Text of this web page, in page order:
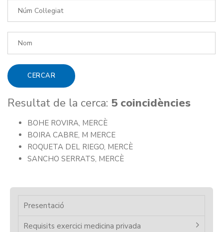
Resultat de la cerca: 5 coincidències
BOHE ROVIRA, MERCÈ
BOIRA CABRE, M MERCE
ROQUETA DEL RIEGO, MERCÈ
SANCHO SERRATS, MERCÈ
Presentació
Requisits exercici medicina privada